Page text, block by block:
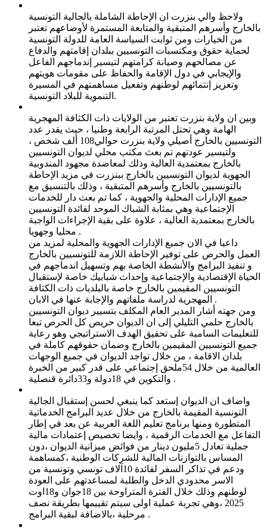
ولاحظ والي بنزرت ان الإحاطة الشاملة بالجالية التونسية
بالخارج وأسرهم المتبقية والمتابعة المستمرة لأوضاعهم تعتبر
من الخيارات ومن ثوابت السياسة العامة للدولة التونسية
لحماية حقوق ومكتسبات التونسيين ببلدان إقامتهم والدفاع
عن مصالحهم وصيانة كرامتهم لتيسير إندماجهم الفاعل
والإيجابي في دول الإقامة والحفاظ على مقومات هويتهم
وتعزيز إنتمائهم لوطنهم وتفعيل مساهمتهم في المسيرة
التنموية للبلاد التونسية.
وبين ان ولاية بنزرت تعتبر من الولايات ذات الكثافة المهجرية
الهامة وهي تحتل المرتبة الرابعة وطنيا ، حيث يقدر عدد
التونسيين بالخارج أصيلي ولاية بنزرت حوالي108 ألف شخص ،
ولتيسير عودتهم تم بعث مكتب محلي لديوان التونسيين
بالخارج بمعتمدية العالية وذلك لمعاضدة مجهود المندوبية
الجهوية لديوان التونسيين بالخارج ببنزرت في مزيد الإحاطة
بالتونسيين بالخارج وأسرهم المتبقية ، وذلك بالتنسيق مع
جميع الإدارات المحلية والجهوية ، كما تم بعث دار للخدمات
الإجتماعية وهي بمثابة الشباك الموحد لفائدة التونسيين
بالخارج بمعتمدية العالية ، علاوة على بقية الإجراءات الواجبة
محليا وجهويا .
داعيا في الان جميع الإدارات الجهوية والمحلية لمزيد من
العمل والحرص على توفير الإحاطة اللازمة للتونسيين بالخارج
و تنفيذ البرامج والأنشطة الخاصة بهم وتسهيل اندماجهم في
الحياة الإقتصادية والإجتماعية وإحداث شبابيك خاصة لإستقبال
التونسيين المقيمين بالخارج خاصة بالبلديات ذات الكثافة
المهجرية لدراسة ملفاتهم والإجابة عنها في الابان .
ومن جهته أشار المدير العام المكلف بتسيير ديوان التونسيين
بالخارج حلمي التليلي إلى ان الديوان حريص كل الحرص تبعا
للتعليمات السامية على تحقيق الهدف الاستراتيجي وهو رعاية
جميع التونسيين المقيمين بالخارج وضمان حقوقهم كاملة في
بلدان الاقامة ، من خلال تواجد الديوان في جميع الوجهات
العالمية من خلال 54ملحق إجتماعي على قدر كبير من الخبرة
والتكوين في 18دولة و33دائرة قنصلية .
واضاف ان الديوان إستعد كما ينبغي لحسن إستقبال الجالية
التونسية المقيمة بالخارج من خلال عديد البرامج الخدماتية
المتطورة ومنها برنامج تعليم اللغة العربية عن بعد في إطار
التفاعل مع الخدمات الرقمية ، وايضا تخصيص إعتمادات مالية
جملية تعادل 5مليون دينار من فوائض ميزانية الديوان ،دون
المساس بالتوازنات المالية للشركات الوطنية ،كمساهمة
ودعم في تذاكر السفر لفائدة 10آلاف تونسي وتونسية من
الاسر محدودي الدخل والطلبة لمساعدتهم على العودة
لوطنهم وذلك خلال الفترة المتراوحة بين 18جوان و18اوت
2025 ،وهي تجربة عملية اولى سيتم تقييمها بطريقة نصف
مرحلية ،بالاضافة لبقية البرامج .